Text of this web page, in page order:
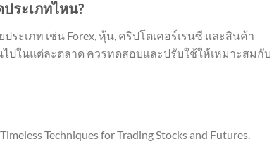
ระเภทไหน?
ระเภท เช่น Forex, หุ้น, คริปโตเคอร์เรนซี และสินค้า
ในแต่ละตลาด ควรทดสอบและปรับใช้ให้เหมาะสมกับ
Techniques for Trading Stocks and Futures.